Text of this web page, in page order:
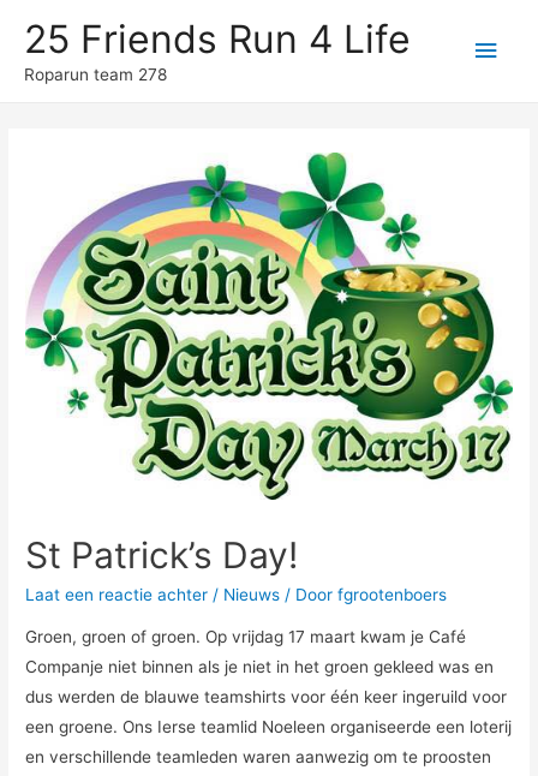
25 Friends Run 4 Life
Roparun team 278
St Patrick’s Day!
Laat een reactie achter / Nieuws / Doorfgrootenboers
Groen, groen of groen. Op vrijdag 17 maart kwam je Café
Companje niet binnen als je niet in het groen gekleed was en
dus werden de blauwe teamshirts voor één keer ingeruild voor
een groene. Ons Ierse teamlid Noeleen organiseerde een loterij
en verschillende teamleden waren aanwezig om te proosten